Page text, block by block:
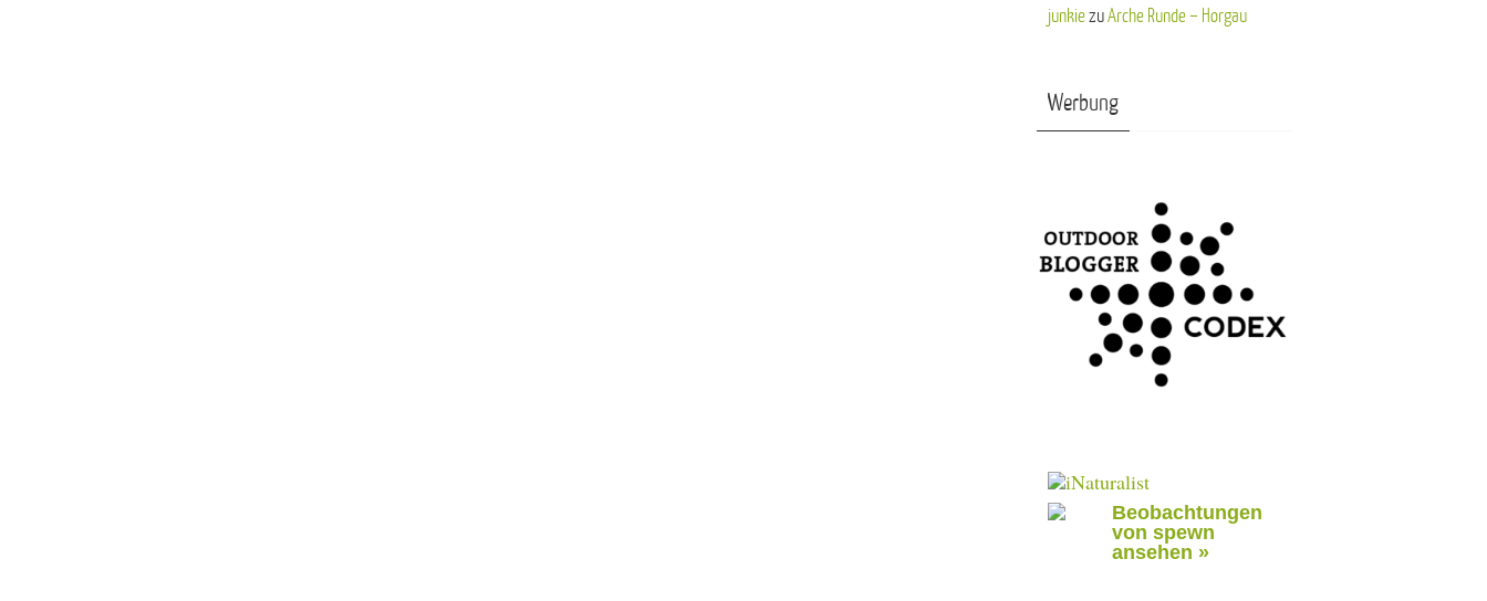
junkiezuArche Runde – Horgau
Werbung
Beobachtungen
von spewn
ansehen »